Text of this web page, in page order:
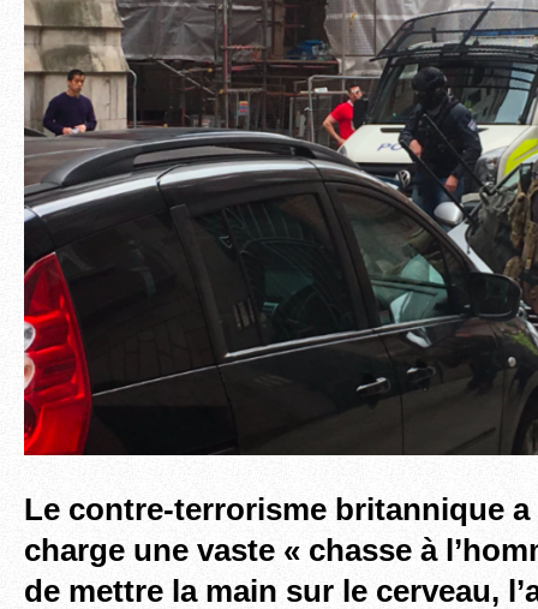
Le contre-terrorisme britannique a
charge une vaste « chasse à
de mettre la main sur le cerveau,